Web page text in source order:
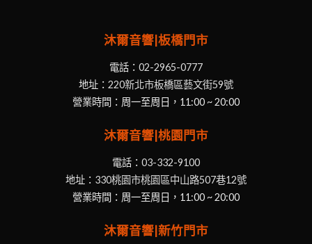
https://www.hegel.com/en/
https://moreaudio.com.tw/brand
沐爾音響|板橋門市
電話： 02-2965-0777
地址： 220新北市板橋區藝文街59號
營業時間：周一至周日，11:00 ~ 20:00
沐爾音響|桃園門市
電話： 03-332-9100
地址： 330桃園市桃園區中山路507巷12號
營業時間：周一至周日，11:00 ~ 20:00
沐爾音響|新竹門市